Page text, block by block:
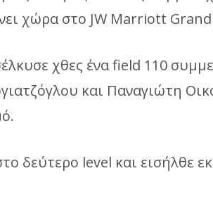
χώρα στο JW Marriott
χθες ένα field 110
και Παναγιώτη
δεύτερο level και εισήλθε